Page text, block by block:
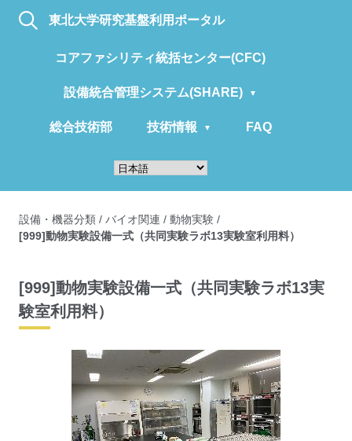
東北大学研究基盤利用ポータル
コアファシリティ統括センター(CFC)
設備統合管理システム(SHARE)
総合技術部 技術情報 FAQ
設備・機器分類 / バイオ関連 / 動物実験 /
[999]動物実験設備一式（共同実験ラボ13実験室利用料）
[999]動物実験設備一式（共同実験ラボ13実
験室利用料）